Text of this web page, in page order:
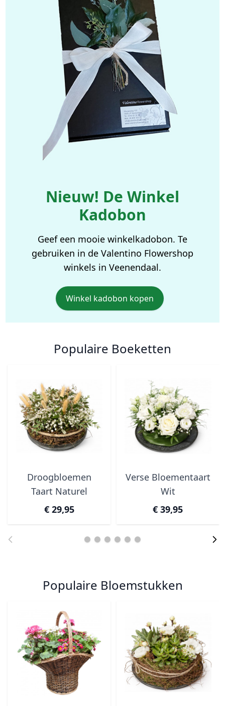
Nieuw! De Winkel
Kadobon
Geef een mooie winkelkadobon. Te
gebruiken in de Valentino Flowershop
winkels in Veenendaal.
Winkel kadobon kopen
Populaire Boeketten
Droogbloemen
Taart Naturel
€ 29,95
Verse Bloementaart
Wit
€ 39,95
Populaire Bloemstukken